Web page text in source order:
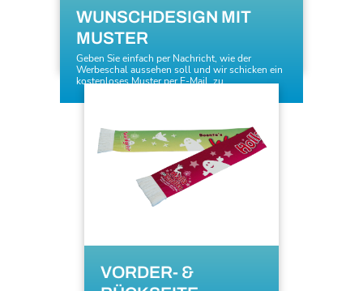
WUNSCHDESIGN MIT
MUSTER
Geben Sie einfach per Nachricht, wie der
Werbeschal aussehen soll und wir schicken ein
kostenloses Muster per E-Mail zu.
VORDER- &